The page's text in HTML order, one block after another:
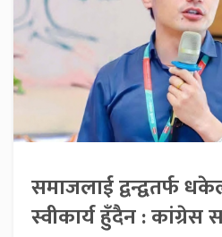
समाजलाई द्वन्द्वतर्फ
स्वीकार्य हुँदैन :